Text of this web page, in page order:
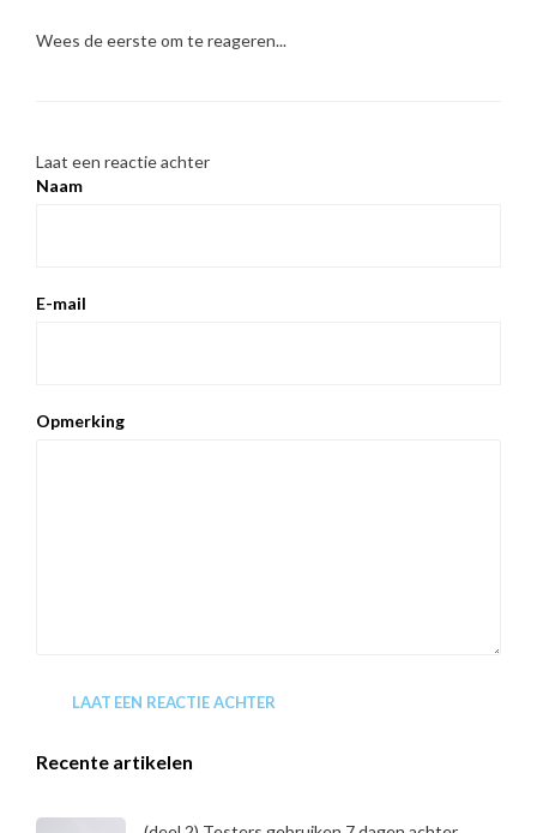
Wees de eerste om te reageren...
Laat een reactie achter
Naam
E-mail
Opmerking
LAAT EEN REACTIE ACHTER
Recente artikelen